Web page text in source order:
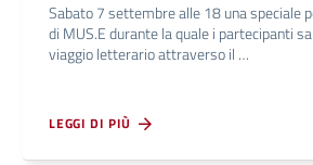
Sabato 7 settembre alle 18 una speciale
di MUS.E durante la quale i partecipanti
viaggio letterario attraverso il …
LEGGI DI PIÙ